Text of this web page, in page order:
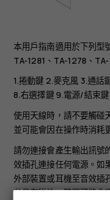
本用戶指南適用於下列
TA-1281、TA-1278、TA-
1.捲動鍵 2.麥克風 3.通話
8.右選擇鍵 9.電源/結束鍵
使用天線時，請不要觸碰
並可能會因在操作時消耗
請勿連接會產生輸出訊號
效插孔連接任何電源。如
外部裝置或耳機至音效插
分具有磁性。裝置可能會